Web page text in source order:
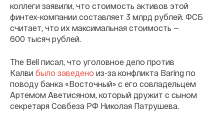
коллеги заявили, что стоимость активов этой
финтех-компании составляет 3 млрд рублей. ФСБ
считает, что их максимальная стоимость —
600 тысяч рублей.
The Bell писал, что уголовное дело против
Kалви было заведено из-за конфликта Baring по
поводу банка «Восточный» с его совладельцем
Артемом Аветисяном, который дружит с сыном
секретаря Совбеза РФ Николая Патрушева.